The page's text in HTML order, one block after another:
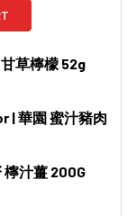
草檸檬 52g
| 華園 蜜汁豬肉
檸汁薑 200G